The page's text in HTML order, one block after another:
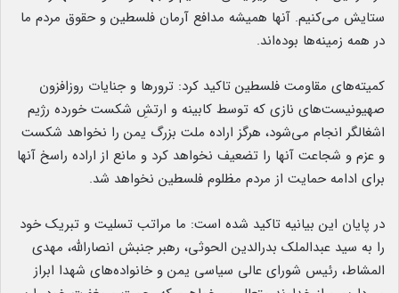
ستایش می‌کنیم. آنها همیشه مدافع آرمان فلسطین و حقوق مردم ما
در همه زمینه‌ها بوده‌اند.
کمیته‌های مقاومت فلسطین تاکید کرد: ترورها و جنایات روزافزون
صهیونیست‌های نازی که توسط کابینه و ارتشِ شکست خورده رژیم
اشغالگر انجام می‌شود، هرگز اراده ملت بزرگ یمن را نخواهد شکست
و عزم و شجاعت آنها را تضعیف نخواهد کرد و مانع از اراده راسخ آنها
برای ادامه حمایت از مردم مظلوم فلسطین نخواهد شد.
در پایان این بیانیه تاکید شده است: ما مراتب تسلیت و تبریک خود
را به سید عبدالملک بدرالدین الحوثی، رهبر جنبش انصارالله، مهدی
المشاط، رئیس شورای عالی سیاسی یمن و خانواده‌های شهدا ابراز